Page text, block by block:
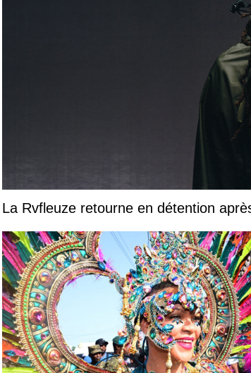
La Rvfleuze retourne en détention